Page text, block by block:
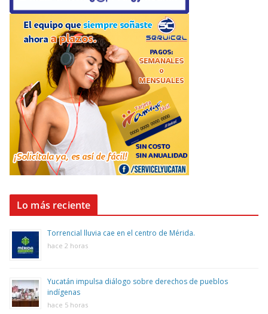
Lo más reciente
Torrencial lluvia cae en el centro de Mérida.
hace 2 horas
Yucatán impulsa diálogo sobre derechos de pueblos
indígenas
hace 5 horas